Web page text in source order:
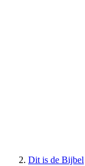
Dit is de Bijbel